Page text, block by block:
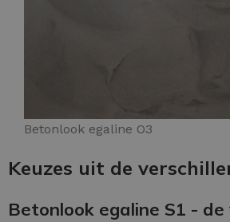
Betonlook egaline O3
Keuzes uit de
Betonlook egaline S1 -